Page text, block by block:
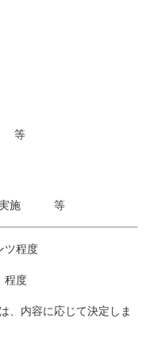
等
動実施 等
ツ程度
程度
内容に応じて決定しま